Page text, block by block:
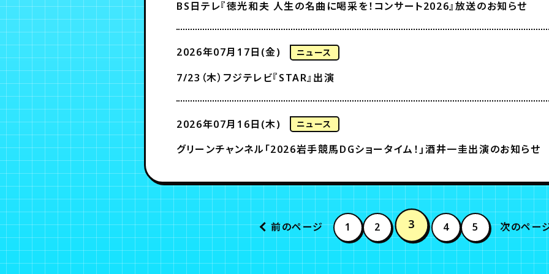
BS日テレ『徳光和夫 人生の名曲に喝采を！コンサート2026』放送のお知らせ
2026年07月17日(金) ニュース
7/23（木）フジテレビ『STAR』出演
2026年07月16日(木) ニュース
グリーンチャンネル｢2026岩手競馬DGショータイム！｣酒井一圭出演のお知らせ
前のページ 1 2 3 4 5 次のペー